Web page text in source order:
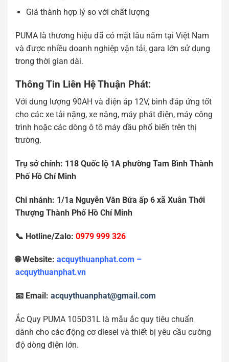
Giá thành hợp lý so với chất lượng
PUMA là thương hiệu đã có mặt lâu năm tại Việt Nam
và được nhiều doanh nghiệp vận tải, gara lớn sử dụng
trong thời gian dài.
Thông Tin Liên Hệ Thuận Phát:
Với dung lượng 90AH và điện áp 12V, bình đáp ứng tốt
cho các xe tải nặng, xe nâng, máy phát điện, máy công
trình hoặc các dòng ô tô máy dầu phổ biến trên thị
trường.
Trụ sởchính: 118 Quốc lộ 1A phường Tam Bình Thành
PhốHồ Chí Minh
Chi nhánh: 1/1a Nguyễn Văn Bứa ấp 6 xã Xuân Thới
Thượng Thành PhốHồ Chí Minh
📞 Hotline/Zalo: 0979 999 326
🌐 Website: acquythuanphat.com –
acquythuanphat.vn
📧 Email: acquythuanphat@gmail.com
Ắc Quy PUMA 105D31L là mẫu ắc quy tiêu chuẩn
dành cho các động cơ diesel và thiết bị yêu cầu cường
độ dòng điện lớn.